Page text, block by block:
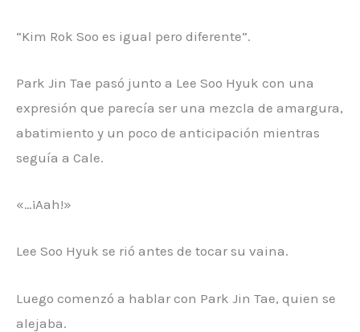
“Kim Rok Soo es igual pero diferente”.
Park Jin Tae pasó junto a Lee Soo Hyuk con una
expresión que parecía ser una mezcla de amargura,
abatimiento y un poco de anticipación mientras
seguía a Cale.
«…¡Aah!»
Lee Soo Hyuk se rió antes de tocar su vaina.
Luego comenzó a hablar con Park Jin Tae, quien se
alejaba.